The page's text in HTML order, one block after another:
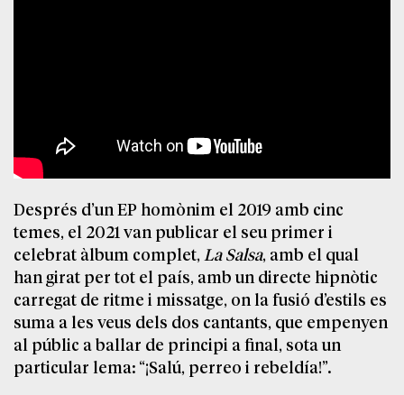
Després d’un EP homònim el 2019 amb cinc
temes, el 2021 van publicar el seu primer i
celebrat àlbum complet, La Salsa, amb el qual
han girat per tot el país, amb un directe hipnòtic
carregat de ritme i missatge, on la fusió d’estils es
suma a les veus dels dos cantants, que empenyen
al públic a ballar de principi a final, sota un
particular lema: “¡Salú, perreo i rebeldía!”.